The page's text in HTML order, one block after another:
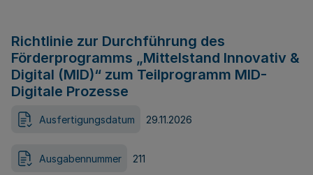
Richtlinie zur Durchführung des
Förderprogramms „Mittelstand Innovativ &
Digital (MID)“ zum Teilprogramm MID-
Digitale Prozesse
Ausfertigungsdatum 29.11.2026
Ausgabennummer 211